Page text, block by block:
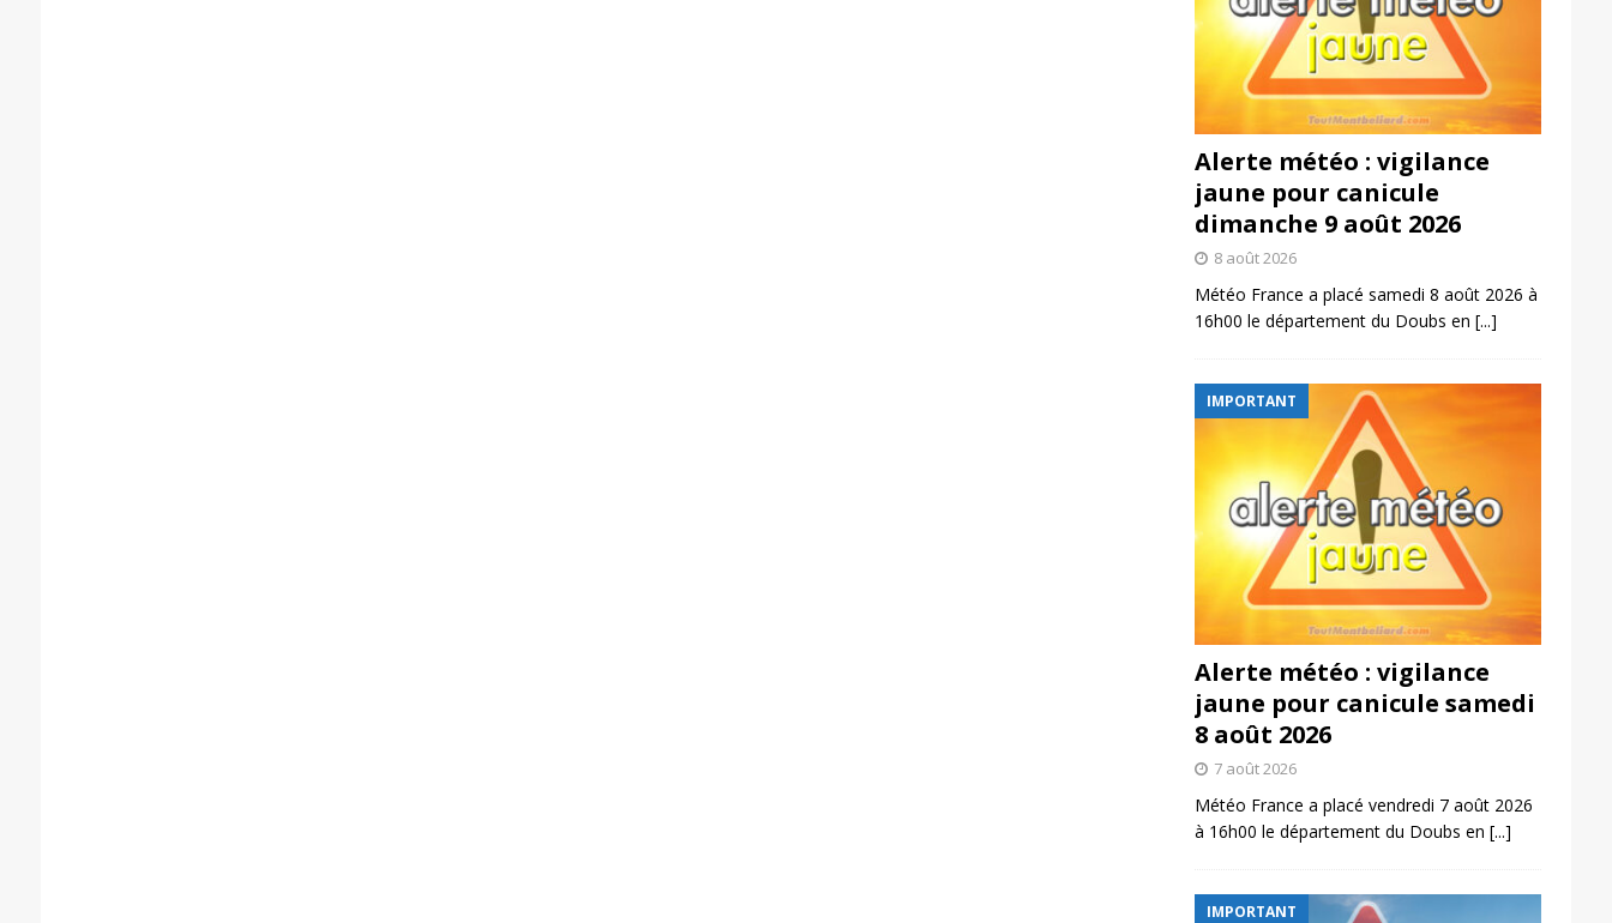
Alerte météo : vigilance
jaune pour canicule
dimanche 9 août 2026
8 août 2026
Météo France a placé samedi 8 août 2026 à
16h00 le département du Doubs en [...]
IMPORTANT
Alerte météo : vigilance
jaune pour canicule samedi
8 août 2026
7 août 2026
Météo France a placé vendredi 7 août 2026
à 16h00 le département du Doubs en [...]
IMPORTANT